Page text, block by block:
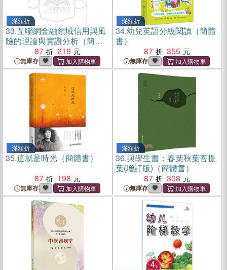
滿額折
33.互聯網金融領域信用與風
險的理論與實證分析（簡體
87 219
無庫存
滿額折
34.幼兒英語分級閱讀（簡體
書）
87
355
無庫存
滿額折
35.這就是時光（簡體書）
87
198
無庫存
滿額折
36.與學生書：春葉秋葉菩提
葉(增訂版)（簡體書）
87
308
無庫存